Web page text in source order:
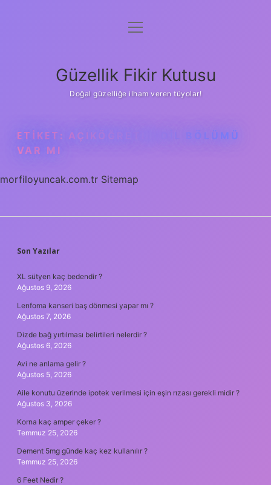
Anasayfa
Yasal Uyarı
menüyü
Güzellik Fikir Kutusu
Doğal güzelliğe ilham veren tüyolar!
ETIKET: AÇIKÖĞRETIM DIL BÖLÜMÜ
VAR MI
morfiloyuncak.com.tr Sitemap
SIDEBAR
Son Yazılar
XL sütyen kaç bedendir ?
Ağustos 9, 2026
Lenfoma kanseri baş dönmesi yapar mı ?
Ağustos 7, 2026
Dizde bağ yırtılması belirtileri nelerdir ?
Ağustos 6, 2026
Avi ne anlama gelir ?
Ağustos 5, 2026
Aile konutu üzerinde ipotek verilmesi için eşin rızası gerekli midir ?
Ağustos 3, 2026
Korna kaç amper çeker ?
Temmuz 25, 2026
Dement 5mg günde kaç kez kullanılır ?
Temmuz 25, 2026
6 Feet Nedir ?